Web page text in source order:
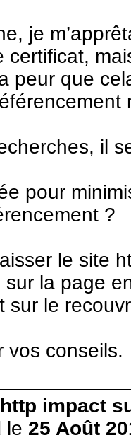
je
certificat,
peur que
il
pour
?
le site
sur la page
sur le
vos conseils.
impact
le 25 Août